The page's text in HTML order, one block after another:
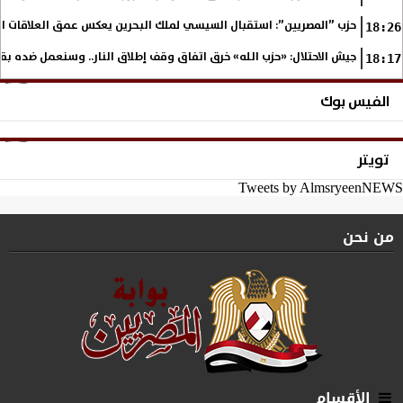
18:26 حزب ”المصريين”: استقبال السيسي لملك البحرين يعكس عمق العلاقات
18:17 جيش الاحتلال: «حزب الله» خرق اتفاق وقف إطلاق النار.. وسنعمل ضده
الفيس بوك
تويتر
Tweets by AlmsryeenNEWS
من نحن